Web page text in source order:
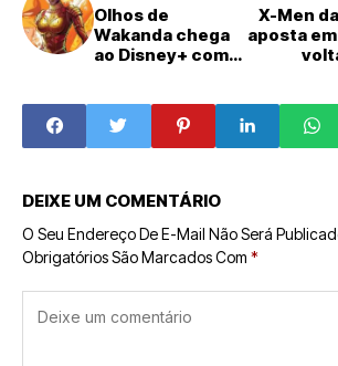
Olhos de
Wakanda chega
ao Disney+ com
X-Men
aposta
DEIXE UM COMENTÁRIO
O Seu Endereço De E-Mail Não Será
Obrigatórios São Marcados Com *